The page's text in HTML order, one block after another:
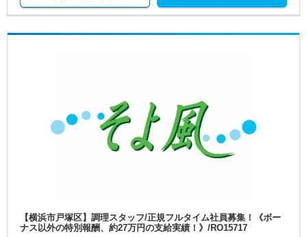
【横浜市戸塚区】調理スタッフ/正規フルタイム社員募集！《ボー
ナス以外の特別報酬、約27万円の支給実績！》/RO15717